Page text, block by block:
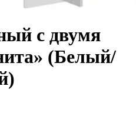
с двумя
(Белый/